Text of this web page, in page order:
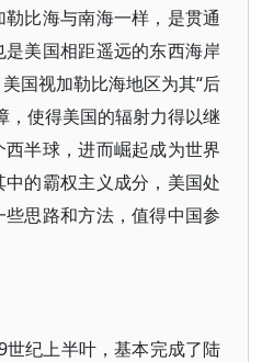
比海与南海一样，是贯通
美国相距遥远的东西海岸
国视加勒比海地区为其“后
，使得美国的辐射力得以继
半球，进而崛起成为世界
的霸权主义成分，美国处
思路和方法，值得中国参
世纪上半叶，基本完成了陆